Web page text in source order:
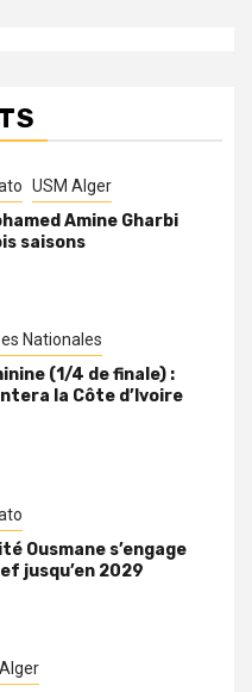
USM Alger
Amine Gharbi
saisons
Nationales
(1/4 de finale) :
la Côte d’Ivoire
Ousmane s’engage
jusqu’en 2029